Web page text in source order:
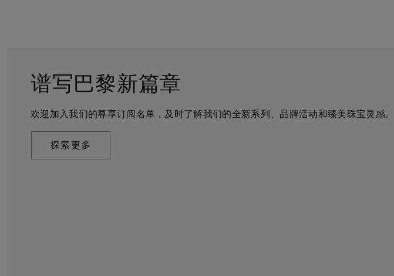
谱写巴黎新篇章
欢迎加入我们的尊享订阅名单，及时了解我们的全新系列、品牌活动和臻美珠宝灵感。
探索更多
守护永恒
戴比尔斯珠宝在全球珠宝领域独树一帜，因为我们是唯一与钻石原产地建立直接联系的
奢华珠宝品牌。
探索更多
客户服务
无论您是线上浏览还是到访我们的精品店，我们都期待为您提供定制化的购物体验。您
可通过预约获得专家的帮助和私享咨询服务。
了解更多
戴比尔斯的世界
De Beers 成立于伦敦，灵感来自非洲的自然，是奢华钻石珠宝的巅峰。我们的创意和工
艺将钻石转化为永恒和标志性的设计。
探索更多